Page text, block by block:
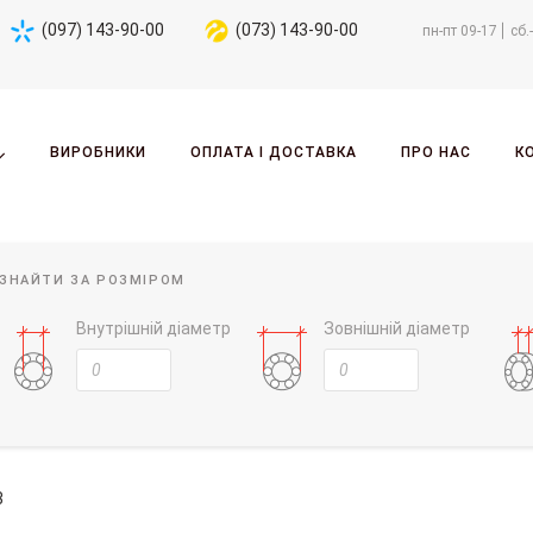
пн-пт 09-17
(097) 143-90-00 (073) 143-90-00
ВИРОБНИКИ ОПЛАТА І ДОСТАВКА ПРО НАС
ЗНАЙТИ ЗА РОЗМІРОМ
Внутрішній діаметр Зовнішній діаметр